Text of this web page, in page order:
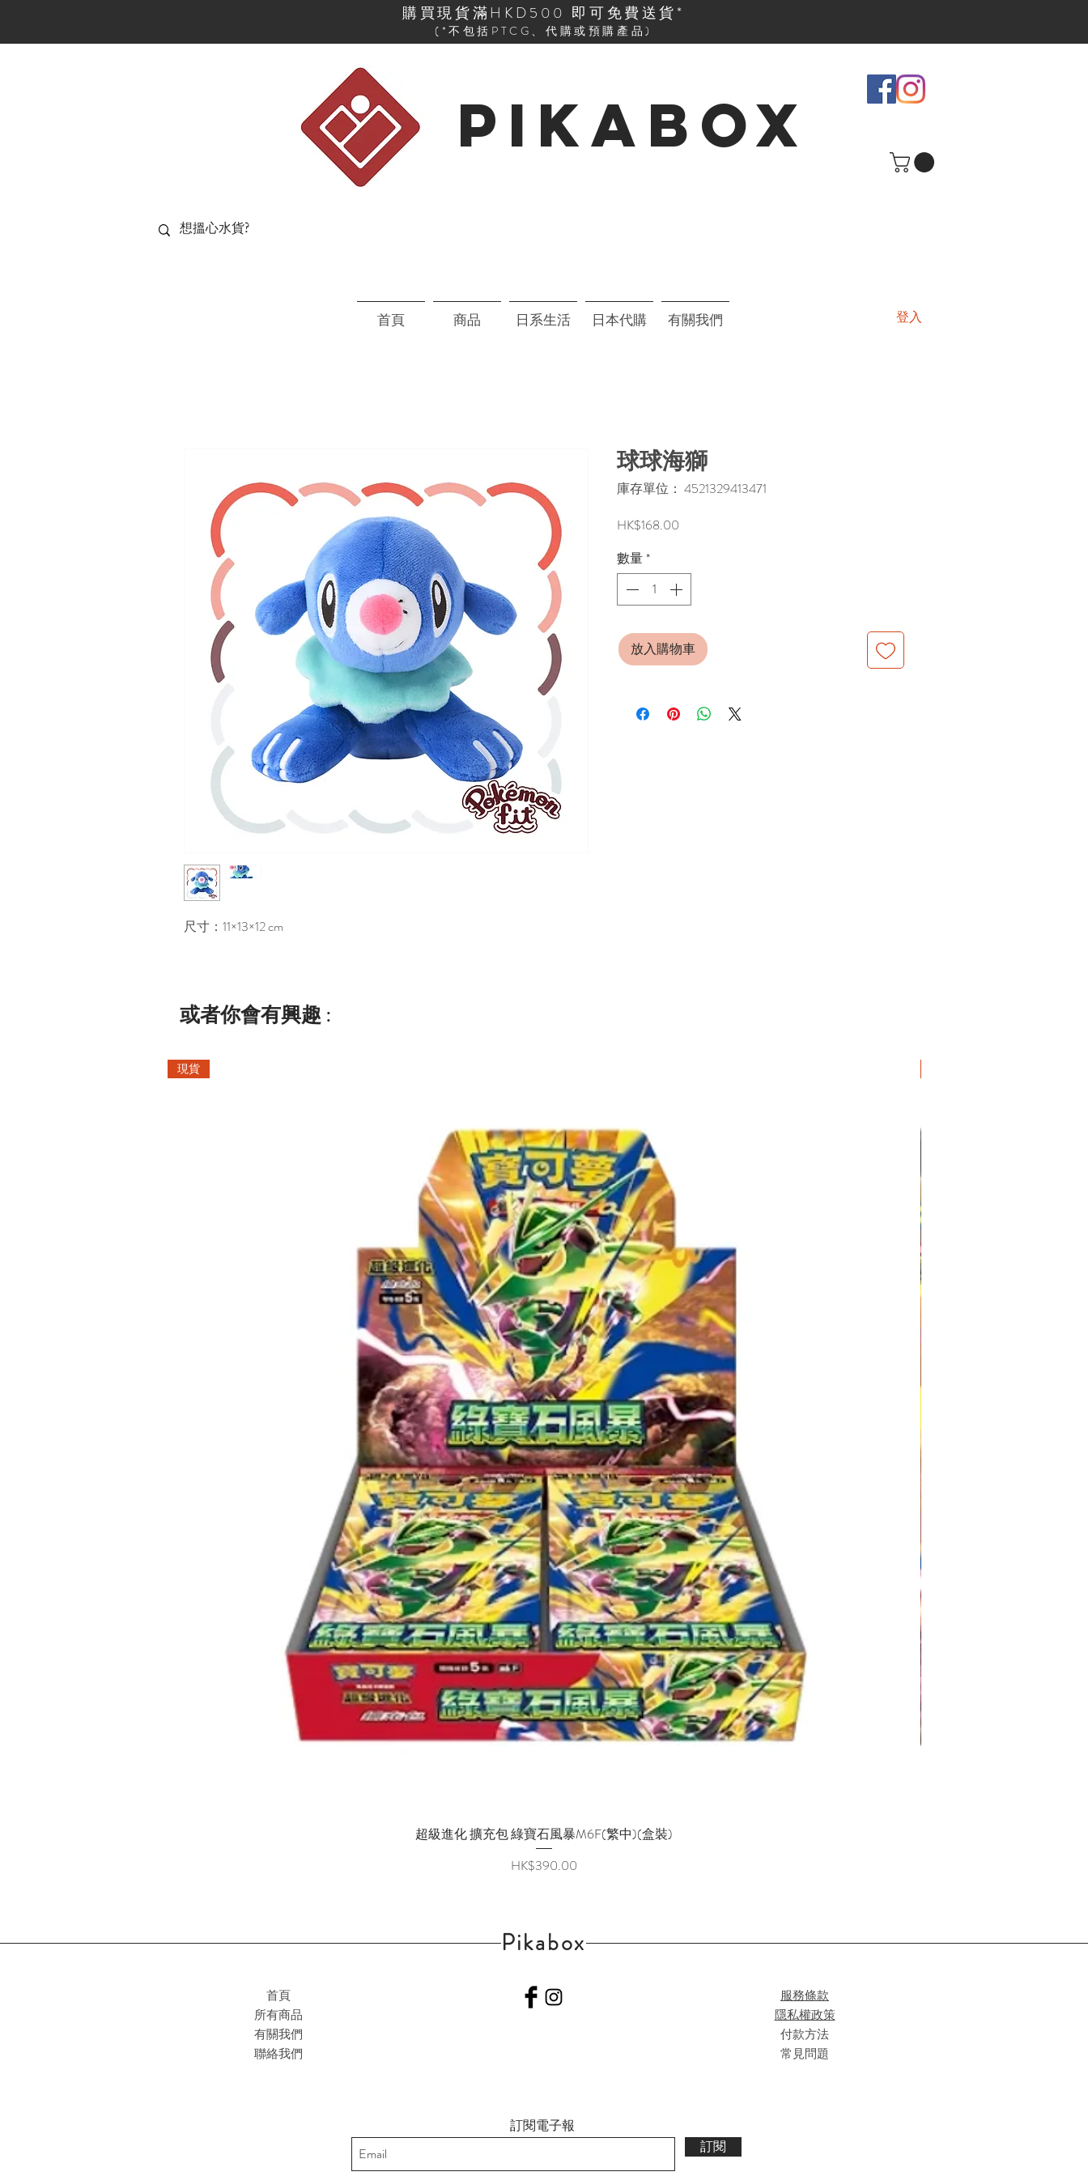
購買現貨滿HKD500 即可免費送貨*
(*不包括PTCG、代購或預購產品)
PIKABOX
首頁 商品 日系生活 日本代購 有關我們 登入
尺寸：11×13×12 cm
球球海獅
庫存單位： 4521329413471
HK$168.00
數量*
放入購物車
或者你會有興趣 :
快速瀏覽
現貨
超級進化 擴充包 綠寶石風暴M6F(繁中)(盒裝)
價格
HK$390.00
Pikabox
首頁
所有商品
有關我們
聯絡我們
服務條款
隱私權政策
付款方法
常見問題
訂閱電子報
訂閱